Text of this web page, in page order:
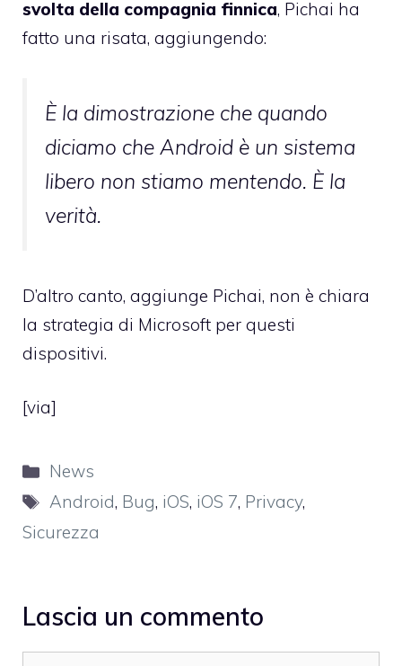
svolta della compagnia finnica, Pichai ha
fatto una risata, aggiungendo:
È la dimostrazione che quando
diciamo che Android è un sistema
libero non stiamo mentendo. È la
verità.
D’altro canto, aggiunge Pichai, non è chiara
la strategia di Microsoft per questi
dispositivi.
[via]
Categorie
News
Tag
Android, Bug, iOS, iOS 7, Privacy,
Sicurezza
Lascia un commento